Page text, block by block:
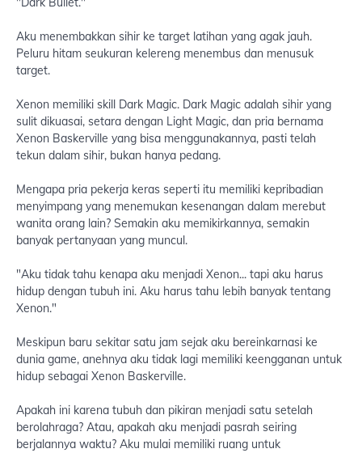
Aku menembakkan sihir ke target latihan yang agak jauh.
Peluru hitam seukuran kelereng menembus dan menusuk
target.
Xenon memiliki skill Dark Magic. Dark Magic adalah sihir yang
sulit dikuasai, setara dengan Light Magic, dan pria bernama
Xenon Baskerville yang bisa menggunakannya, pasti telah
tekun dalam sihir, bukan hanya pedang.
Mengapa pria pekerja keras seperti itu memiliki kepribadian
menyimpang yang menemukan kesenangan dalam merebut
wanita orang lain? Semakin aku memikirkannya, semakin
banyak pertanyaan yang muncul.
"Aku tidak tahu kenapa aku menjadi Xenon... tapi aku harus
hidup dengan tubuh ini. Aku harus tahu lebih banyak tentang
Xenon."
Meskipun baru sekitar satu jam sejak aku bereinkarnasi ke
dunia game, anehnya aku tidak lagi memiliki keengganan untuk
hidup sebagai Xenon Baskerville.
Apakah ini karena tubuh dan pikiran menjadi satu setelah
berolahraga? Atau, apakah aku menjadi pasrah seiring
berjalannya waktu? Aku mulai memiliki ruang untuk